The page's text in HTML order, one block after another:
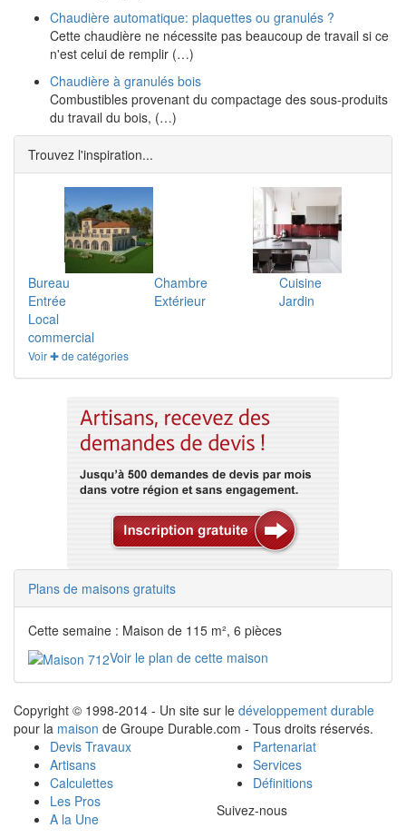
Chaudière automatique: plaquettes ou granulés ?
Cette chaudière ne nécessite pas beaucoup de travail si ce
n'est celui de remplir (…)
Chaudière à granulés bois
Combustibles provenant du compactage des sous-produits
du travail du bois, (…)
Trouvez l'inspiration...
Bureau Chambre
Cuisine
Entrée
Extérieur
Jardin
Local
commercial
Voir ✚ de catégories
Plans de maisons gratuits
Cette semaine : Maison de 115 m², 6 pièces
Voir le plan de cette maison
Copyright © 1998-2014 - Un site sur le développement durable
pour la maison de Groupe Durable.com - Tous droits réservés.
Devis Travaux
Artisans
Calculettes
Les Pros
A la Une
Partenariat
Services
Définitions
Suivez-nous